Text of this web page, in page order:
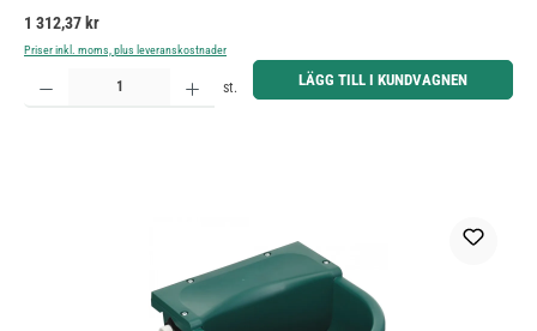
Ordinarie pris:
1 312,37 kr
Priser inkl. moms, plus leveranskostnader
Produktkvantitet: Ange önskat belopp eller använd knapparna för att öka eller minska kvantiteten.
st. LÄGG TILL I KUNDVAGNEN